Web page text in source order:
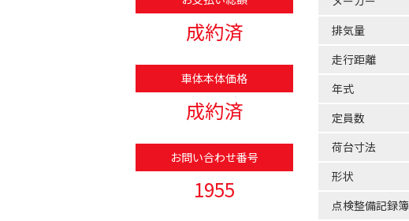
成約済
車体本体価格
成約済
お問い合わせ番号
1955
排気量
走行距離
年式
定員数
荷台寸法
形状
点検整備記録簿